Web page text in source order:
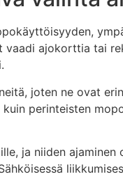
vaadi ajokorttia tai
joten ne ovat
perinteisten
ja niiden